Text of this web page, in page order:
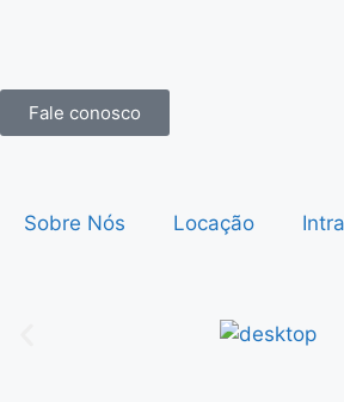
Fale conosco
Sobre Nós Locação